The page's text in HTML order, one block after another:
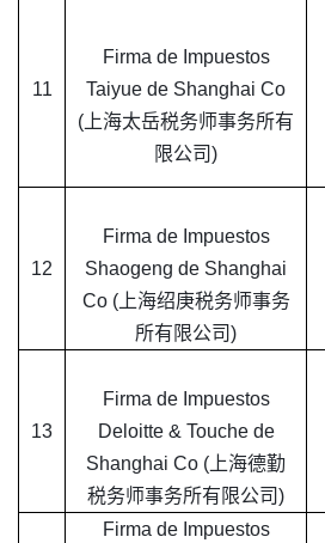
11
Firma de Impuestos
Taiyue de Shanghai Co
(上海太岳税务师事务所有
限公司)
12
Firma de Impuestos
Shaogeng de Shanghai
Co (上海绍庚税务师事务
所有限公司)
13
Firma de Impuestos
Deloitte & Touche de
Shanghai Co (上海德勤
税务师事务所有限公司)
Firma de Impuestos